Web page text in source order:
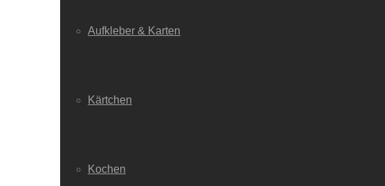
Aufkleber & Karten
Kärtchen
Kochen